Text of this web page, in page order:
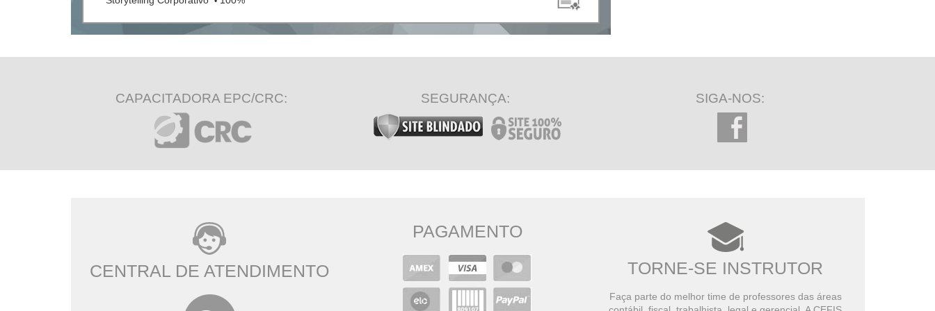
CAPACITADORA EPC/CRC: SEGURANÇA: SIGA-NOS:
CENTRAL DE ATENDIMENTO
PAGAMENTO
TORNE-SE INSTRUTOR
Faça parte do melhor time de professores das áreas